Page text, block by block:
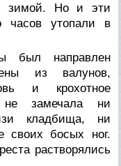
зимой. Но и эти
часов утопали в
был направлен
из валунов,
и крохотное
замечала ни
кладбища, ни
своих босых ног.
растворялись